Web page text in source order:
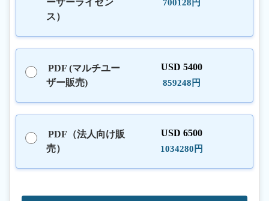
ス）
700128円
PDF (マルチユー
ザー販売)
USD 5400
859248円
PDF（法人向け販
売）
USD 6500
1034280円